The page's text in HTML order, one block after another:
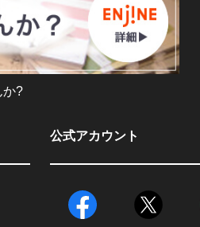
か?
公式アカウント